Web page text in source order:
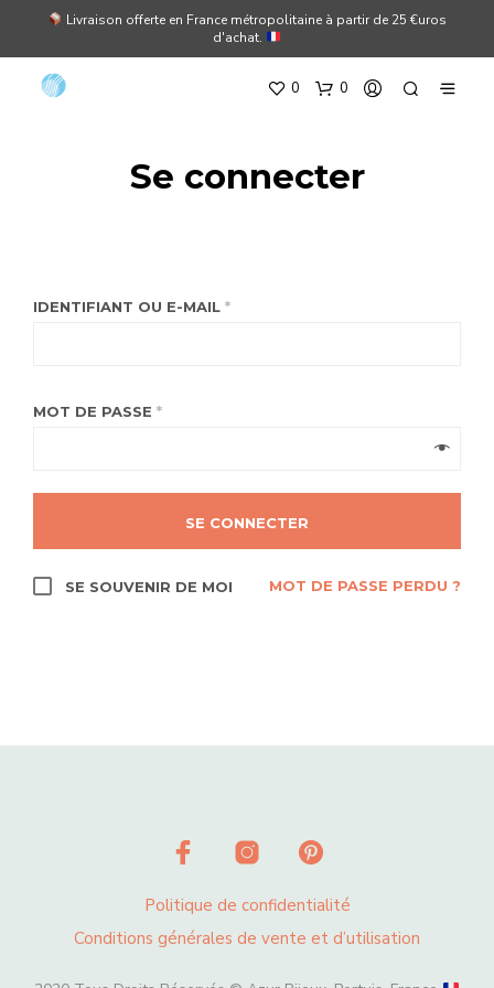
Livraison offerte en France métropolitaine à partir de 25 €uros
d'achat.
0 0
Se connecter
IDENTIFIANT OU E-MAIL *
MOT DE PASSE *
SE CONNECTER
SE SOUVENIR DE MOI MOT DE PASSE PERDU ?
Politique de confidentialité
Conditions générales de vente et d’utilisation